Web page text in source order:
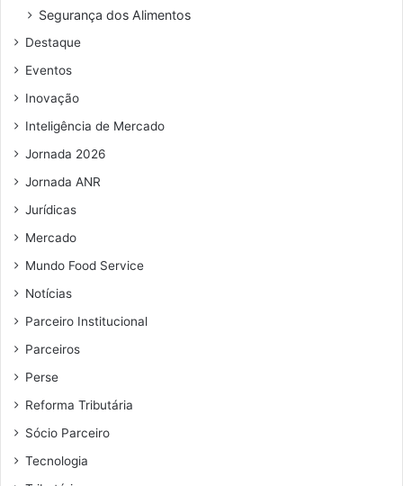
Segurança dos Alimentos
Destaque
Eventos
Inovação
Inteligência de Mercado
Jornada 2026
Jornada ANR
Jurídicas
Mercado
Mundo Food Service
Notícias
Parceiro Institucional
Parceiros
Perse
Reforma Tributária
Sócio Parceiro
Tecnologia